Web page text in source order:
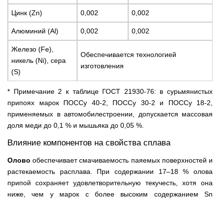
Цинк (Zn) 0,002 0,002
Алюминий (Al) 0,002 0,002
Железо (Fe),
никель (Ni), сера
(S)
Обеспечивается технологией
изготовления
* Примечание 2 к таблице ГОСТ 21930-76: в сурьмянистых
припоях марок ПОССу 40-2, ПОССу 30-2 и ПОССу 18-2,
применяемых в автомобилестроении, допускается массовая
доля меди до 0,1 % и мышьяка до 0,05 %.
Влияние компонентов на свойства сплава
Олово обеспечивает смачиваемость паяемых поверхностей и
растекаемость расплава. При содержании 17–18 % олова
припой сохраняет удовлетворительную текучесть, хотя она
ниже, чем у марок с более высоким содержанием Sn